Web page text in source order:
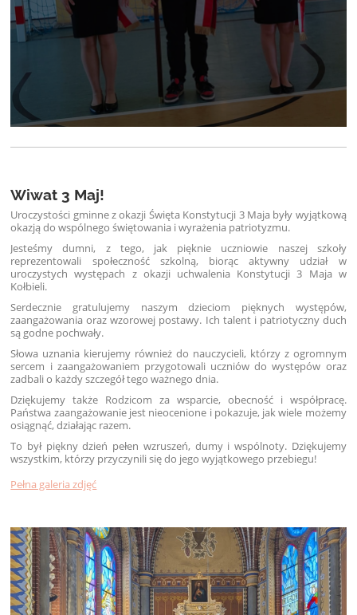
Wiwat 3 Maj!
Uroczystości gminne z okazji Święta Konstytucji 3 Maja były wyjątkową
okazją do wspólnego świętowania i wyrażenia patriotyzmu.
Jesteśmy dumni, z tego, jak pięknie uczniowie naszej szkoły
reprezentowali społeczność szkolną, biorąc aktywny udział w
uroczystych występach z okazji uchwalenia Konstytucji 3 Maja w
Kołbieli.
Serdecznie gratulujemy naszym dzieciom pięknych występów,
zaangażowania oraz wzorowej postawy. Ich talent i patriotyczny duch
są godne pochwały.
Słowa uznania kierujemy również do nauczycieli, którzy z ogromnym
sercem i zaangażowaniem przygotowali uczniów do występów oraz
zadbali o każdy szczegół tego ważnego dnia.
Dziękujemy także Rodzicom za wsparcie, obecność i współpracę.
Państwa zaangażowanie jest nieocenione i pokazuje, jak wiele możemy
osiągnąć, działając razem.
To był piękny dzień pełen wzruszeń, dumy i wspólnoty. Dziękujemy
wszystkim, którzy przyczynili się do jego wyjątkowego przebiegu!
Pełna galeria zdjęć